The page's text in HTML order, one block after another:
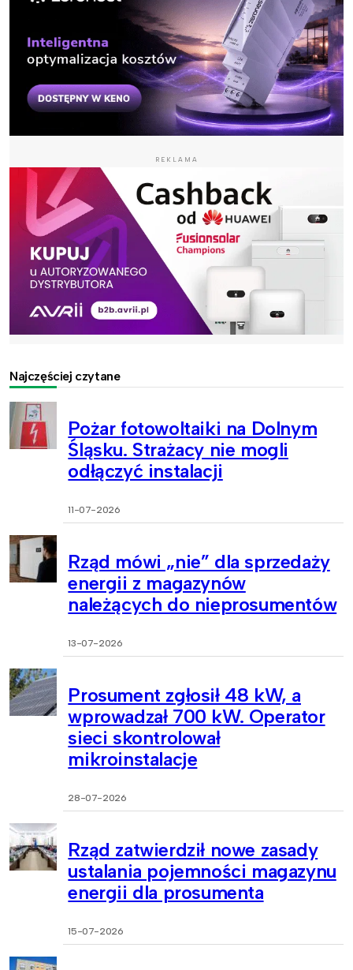
REKLAMA
Najczęściej czytane
Pożar fotowoltaiki na Dolnym
Śląsku. Strażacy nie mogli
odłączyć instalacji
11-07-2026
Rząd mówi „nie” dla sprzedaży
energii z magazynów
należących do nieprosumentów
13-07-2026
Prosument zgłosił 48 kW, a
wprowadzał 700 kW. Operator
sieci skontrolował
mikroinstalacje
28-07-2026
Rząd zatwierdził nowe zasady
ustalania pojemności magazynu
energii dla prosumenta
15-07-2026